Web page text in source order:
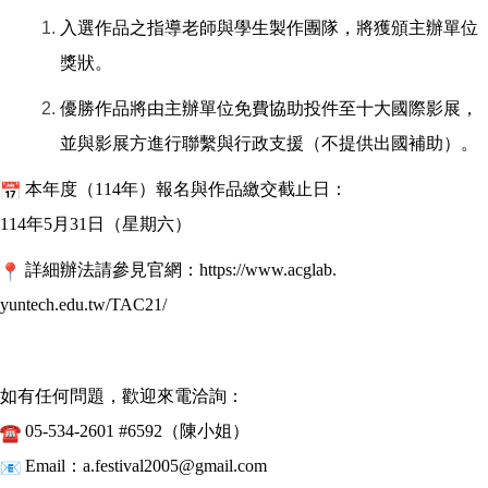
入選作品之指導老師與學生製作團隊，將獲頒主辦單位
獎狀。
優勝作品將由主辦單位免費協助投件至十大國際影展，
並與影展方進行聯繫與行政支援（不提供出國補助）。
本年度（114年）報名與作品繳交截止日：
114年5月31日（星期六）
詳細辦法請參見官網：https://www.acglab.
yuntech.edu.tw/TAC21/
如有任何問題，歡迎來電洽詢：
05-534-2601 #6592（陳小姐）
Email：a.festival2005@gmail.com